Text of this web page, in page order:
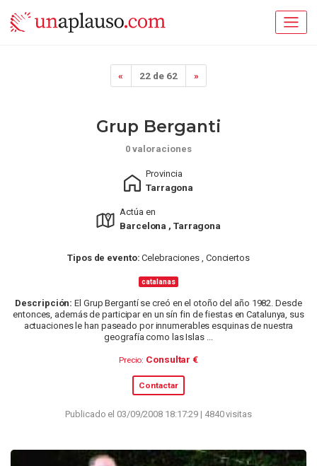
« 22 de 62 »
Grup Berganti
0 valoraciones
Provincia
Tarragona
Actúa en
Barcelona , Tarragona
Tipos de evento: Celebraciones , Conciertos
catalanas
Descripción: El Grup Bergantí se creó en el otoño del año 1982. Desde
entonces, además de participar en un sín fin de fiestas en Catalunya, sus
actuaciones le han paseado por innumerables esquinas de nuestra
geografía como las Islas ...
Precio: Consultar €
Contactar
Publicado el 03/09/2008 18:17:29 | 4840 visitas